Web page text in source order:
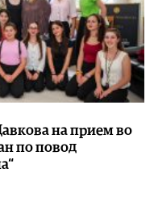
на прием во
по повод